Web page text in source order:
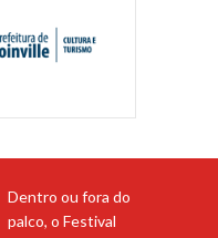
Dentro ou fora do
palco, o Festival